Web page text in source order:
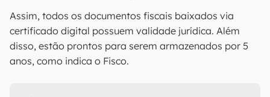
Assim, todos os documentos fiscais baixados via
certificado digital possuem validade jurídica. Além
disso, estão prontos para serem armazenados por 5
anos, como indica o Fisco.